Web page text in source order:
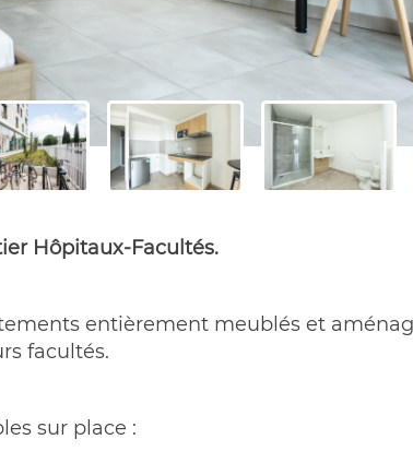
Hôpitaux-Facultés.
entièrement meublés et
facultés.
sur place :